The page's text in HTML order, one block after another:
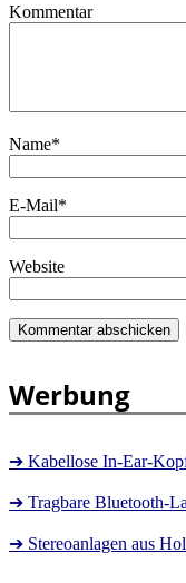
Kommentar
Name*
E-Mail*
Website
Werbung
➔ Kabellose In-Ear-
➔ Tragbare Bluetooth-
➔ Stereoanlagen aus